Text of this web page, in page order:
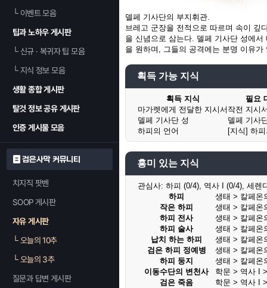
└이벤트 모음
팁과 노하우 게시판
└신규 · 복귀자 팁 모음
└지식 정보 모음
생활 종합 게시판
탈것 정보 공유 게시판
인증 게시물 모음
검은사막 커뮤니티
치지직 팟벤
SOOP 게시판
자유 게시판
└오늘의 10추
└오늘의 3추
질문과 답변 게시판
델페 기사단의 부지휘관.
브레고 군장을 전적으로 따르며 속이 깊
을 신념으로 삼는다. 델페 기사단 성에
을 원하며, 그들의 공격에는 분명 이유
획득 가능 지식
획득 지식
필요
마가렛에게 전달한 지시서 작전 지시
델페 기사단 성
델페 기사
하피의 언어
[지식] 하
흥미 있는 지식
관심사: 하피 (0/4), 역사 I (0/4), 세렌
하피
생태 > 칼페온
작은 하피
생태 > 칼페온
하피 전사
생태 > 칼페온
하피 술사
생태 > 칼페온
납치 하는 하피
생태 > 칼페온
검은 하피 정예병
생태 > 칼페온
하피 둥지
생태 > 칼페온
이동수단의 변천사
학문 > 역사 I
검은 죽음
학문 > 역사 I